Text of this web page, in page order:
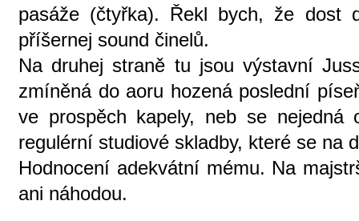
pasáže (čtyřka). Řekl bych, že dost
příšernej sound činelů.
Na druhej straně tu jsou výstavní
zmíněná do aoru hozená poslední
ve prospěch kapely, neb se
regulérní studiové skladby, které se na
Hodnocení adekvátní mému. Na
ani náhodou.